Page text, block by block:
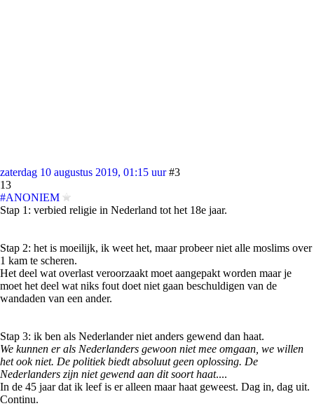
zaterdag 10 augustus 2019, 01:15 uur #3
13
#ANONIEM
Stap 1: verbied religie in Nederland tot het 18e jaar.
Stap 2: het is moeilijk, ik weet het, maar probeer niet alle moslims over
1 kam te scheren.
Het deel wat overlast veroorzaakt moet aangepakt worden maar je
moet het deel wat niks fout doet niet gaan beschuldigen van de
wandaden van een ander.
Stap 3: ik ben als Nederlander niet anders gewend dan haat.
We kunnen er als Nederlanders gewoon niet mee omgaan, we willen
het ook niet. De politiek biedt absoluut geen oplossing. De
Nederlanders zijn niet gewend aan dit soort haat....
In de 45 jaar dat ik leef is er alleen maar haat geweest. Dag in, dag uit.
Continu.